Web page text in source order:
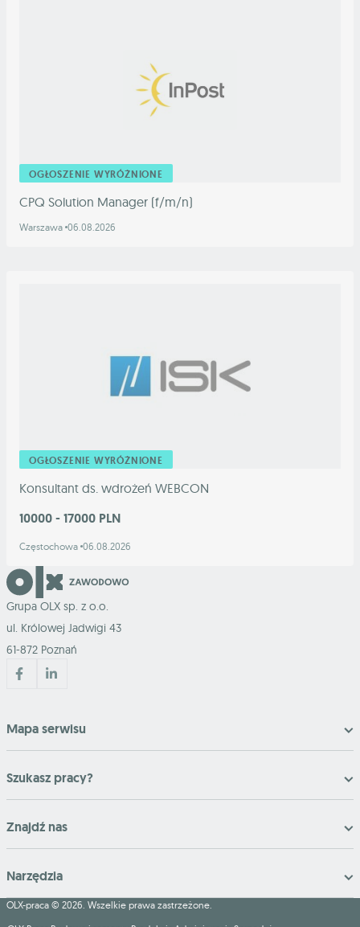
OGŁOSZENIE WYRÓŻNIONE
CPQ Solution Manager (f/m/n)
Warszawa 06.08.2026
OGŁOSZENIE WYRÓŻNIONE
Konsultant ds. wdrożeń WEBCON
10000 - 17000 PLN
Częstochowa 06.08.2026
Grupa OLX sp. z o.o.
ul. Królowej Jadwigi 43
61-872 Poznań
Mapa serwisu
Szukasz pracy?
Znajdź nas
Narzędzia
OLX-praca © 2026. Wszelkie prawa zastrzeżone.